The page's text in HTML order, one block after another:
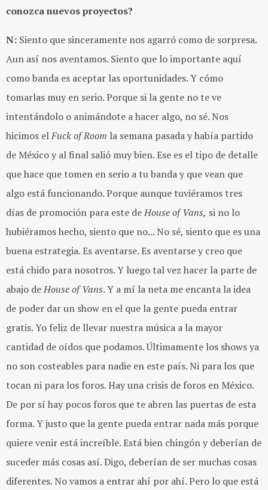
conozca nuevos proyectos?
N: Siento que sinceramente nos agarró como de sorpresa.
Aun así nos aventamos. Siento que lo importante aquí
como banda es aceptar las oportunidades. Y cómo
tomarlas muy en serio. Porque si la gente no te ve
intentándolo o animándote a hacer algo, no sé. Nos
hicimos elFuck of Room la semana pasada y había partido
de México y al final salió muy bien. Ese es el tipo de detalle
que hace que tomen en serio a tu banda y que vean que
algo está funcionando. Porque aunque tuviéramos tres
días de promoción para este deHouse of Vans, si no lo
hubiéramos hecho, siento que no... No sé, siento que es una
buena estrategia. Es aventarse. Es aventarse y creo que
está chido para nosotros. Y luego tal vez hacer la parte de
abajo deHouse of Vans. Y a mí la neta me encanta la idea
de poder dar un show en el que la gente pueda entrar
gratis. Yo feliz de llevar nuestra música a la mayor
cantidad de oídos que podamos. Últimamente los shows ya
no son costeables para nadie en este país. Ni para los que
tocan ni para los foros. Hay una crisis de foros en México.
De por sí hay pocos foros que te abren las puertas de esta
forma. Y justo que la gente pueda entrar nada más porque
quiere venir está increíble. Está bien chingón y deberían de
suceder más cosas así. Digo, deberían de ser muchas cosas
diferentes. No vamos a entrar ahí por ahí. Pero lo que está